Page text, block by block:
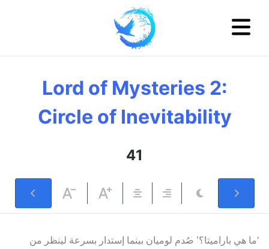
Lord of Mysteries 2:
Circle of Inevitability
41
‘ما هي باراميتا؟’ صُدم لوميان بينما إستدار بسرعة لينظر من